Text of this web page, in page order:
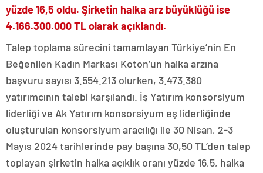
yüzde 16,5 oldu. Şirketin halka arz büyüklüğü ise
4.166.300.000 TL olarak açıklandı.
Talep toplama sürecini tamamlayan Türkiye’nin En
Beğenilen Kadın Markası Koton’un halka arzına
başvuru sayısı 3.554.213 olurken, 3.473.380
yatırımcının talebi karşılandı. İş Yatırım konsorsiyum
liderliği ve Ak Yatırım konsorsiyum eş liderliğinde
oluşturulan konsorsiyum aracılığı ile 30 Nisan, 2-3
Mayıs 2024 tarihlerinde pay başına 30,50 TL’den talep
toplayan şirketin halka açıklık oranı yüzde 16,5, halka